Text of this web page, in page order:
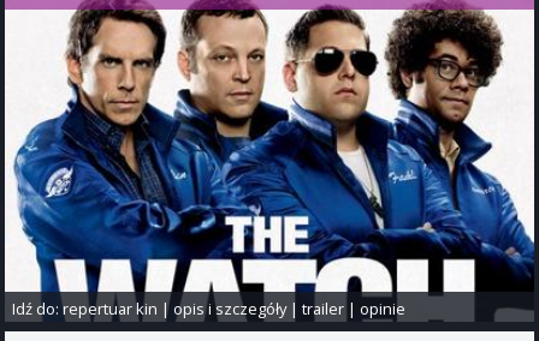
Idź do:repertuar kin |opis i szczegóły|trailer |opinie